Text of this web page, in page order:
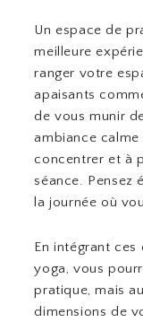
Un espace de
meilleure
ranger votre
apaisants
de vous munir
ambiance
concentrer et à
séance. Pensez
la journée où
En intégrant ces
yoga, vous
pratique, mais
dimensions de